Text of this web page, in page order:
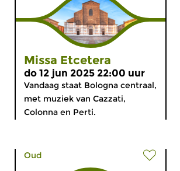
Missa Etcetera
do 12 jun 2025 22:00 uur
Vandaag staat Bologna centraal,
met muziek van Cazzati,
Colonna en Perti.
Oud